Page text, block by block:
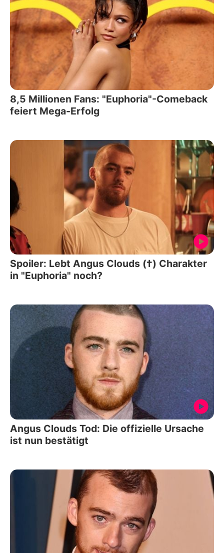
8,5 Millionen Fans: "Euphoria"-Comeback
feiert Mega-Erfolg
Spoiler: Lebt Angus Clouds (†) Charakter
in "Euphoria" noch?
Angus Clouds Tod: Die offizielle Ursache
ist nun bestätigt